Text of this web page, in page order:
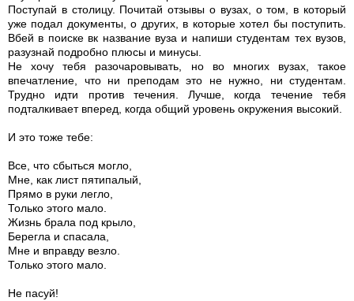
Поступай в столицу. Почитай отзывы о вузах, о том, в который
уже подал документы, о других, в которые хотел бы поступить.
Вбей в поиске вк название вуза и напиши студентам тех вузов,
разузнай подробно плюсы и минусы.
Не хочу тебя разочаровывать, но во многих вузах, такое
впечатление, что ни преподам это не нужно, ни студентам.
Трудно идти против течения. Лучше, когда течение тебя
подталкивает вперед, когда общий уровень окружения высокий.
И это тоже тебе:
Все, что сбыться могло,
Мне, как лист пятипалый,
Прямо в руки легло,
Только этого мало.
Жизнь брала под крыло,
Берегла и спасала,
Мне и вправду везло.
Только этого мало.
Не пасуй!